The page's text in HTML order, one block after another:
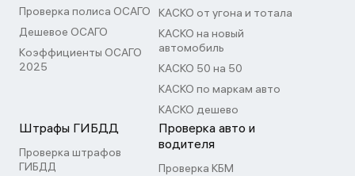
Проверка полиса ОСАГО
Дешевое ОСАГО
Коэффициенты ОСАГО
2025
КАСКО от угона и тотала
КАСКО на новый
автомобиль
КАСКО 50 на 50
КАСКО по маркам авто
КАСКО дешево
Штрафы ГИБДД
Проверка штрафов
ГИБДД
Проверка авто и
водителя
Проверка КБМ